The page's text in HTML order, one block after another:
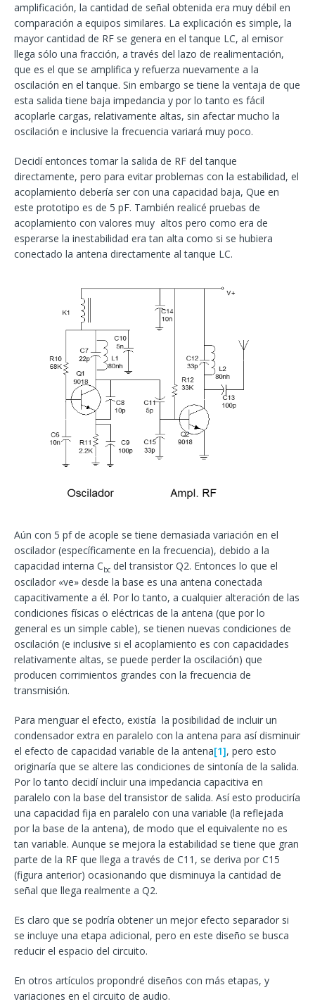
amplificación, la cantidad de señal obtenida era muy débil en
comparación a equipos similares. La explicación es simple, la
mayor cantidad de RF se genera en el tanque LC, al emisor
llega sólo una fracción, a través del lazo de realimentación,
que es el que se amplifica y refuerza nuevamente a la
oscilación en el tanque. Sin embargo se tiene la ventaja de que
esta salida tiene baja impedancia y por lo tanto es fácil
acoplarle cargas, relativamente altas, sin afectar mucho la
oscilación e inclusive la frecuencia variará muy poco.
Decidí entonces tomar la salida de RF del tanque
directamente, pero para evitar problemas con la estabilidad, el
acoplamiento debería ser con una capacidad baja, Que en
este prototipo es de 5 pF. También realicé pruebas de
acoplamiento con valores muy altos pero como era de
esperarse la inestabilidad era tan alta como si se hubiera
conectado la antena directamente al tanque LC.
Aún con 5 pf de acople se tiene demasiada variación en el
oscilador (específicamente en la frecuencia), debido a la
capacidad interna Cbc del transistor Q2. Entonces lo que el
oscilador «ve» desde la base es una antena conectada
capacitivamente a él. Por lo tanto, a cualquier alteración de las
condiciones físicas o eléctricas de la antena (que por lo
general es un simple cable), se tienen nuevas condiciones de
oscilación (e inclusive si el acoplamiento es con capacidades
relativamente altas, se puede perder la oscilación) que
producen corrimientos grandes con la frecuencia de
transmisión.
Para menguar el efecto, existía la posibilidad de incluir un
condensador extra en paralelo con la antena para así disminuir
el efecto de capacidad variable de la antena[1], pero esto
originaría que se altere las condiciones de sintonía de la salida.
Por lo tanto decidí incluir una impedancia capacitiva en
paralelo con la base del transistor de salida. Así esto produciría
una capacidad fija en paralelo con una variable (la reflejada
por la base de la antena), de modo que el equivalente no es
tan variable. Aunque se mejora la estabilidad se tiene que gran
parte de la RF que llega a través de C11, se deriva por C15
(figura anterior) ocasionando que disminuya la cantidad de
señal que llega realmente a Q2.
Es claro que se podría obtener un mejor efecto separador si
se incluye una etapa adicional, pero en este diseño se busca
reducir el espacio del circuito.
En otros artículos propondré diseños con más etapas, y
variaciones en el circuito de audio.